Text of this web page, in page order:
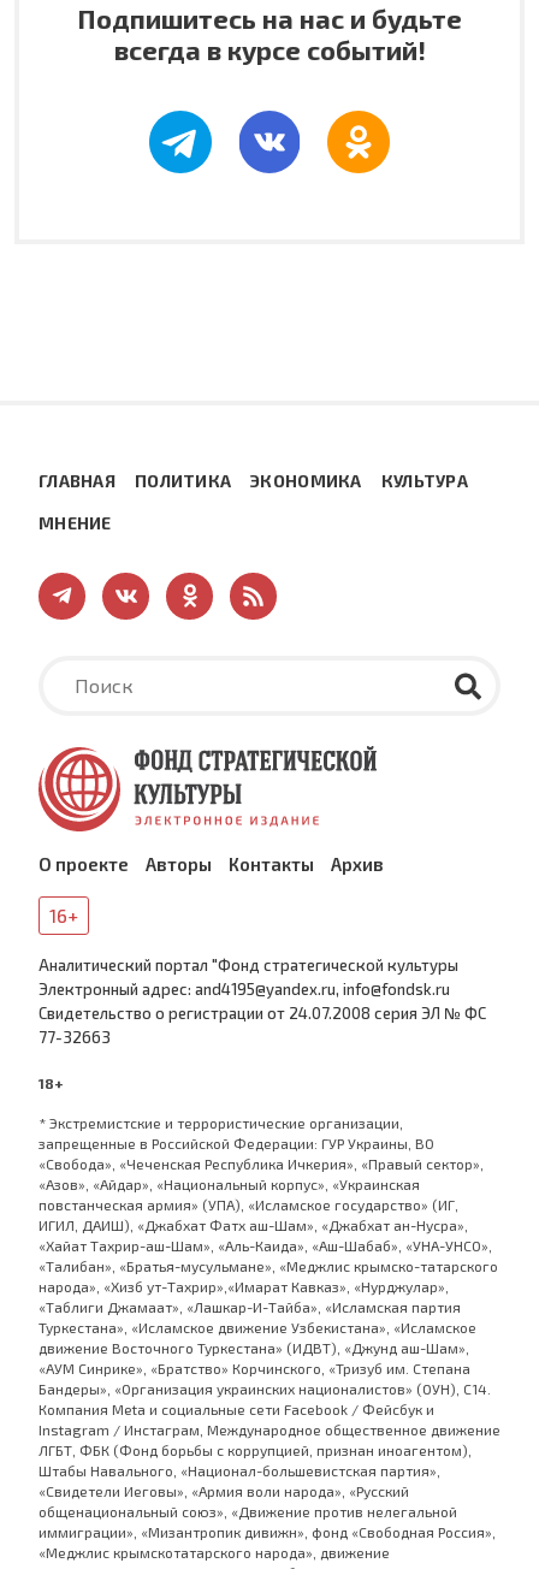
Подпишитесь на нас и будьте
всегда в курсе событий!
ГЛАВНАЯ ПОЛИТИКА ЭКОНОМИКА КУЛЬТУРА
МНЕНИЕ
О проекте Авторы Контакты Архив
16+
Аналитический портал "Фонд стратегической культуры
Электронный адрес: and4195@yandex.ru, info@fondsk.ru
Cвидетельство о регистрации от 24.07.2008 серия ЭЛ № ФС
77-32663
18+
* Экстремистские и террористические организации,
запрещенные в Российской Федерации: ГУР Украины, ВО
«Свобода», «Чеченская Республика Ичкерия», «Правый сектор»,
«Азов», «Айдар», «Национальный корпус», «Украинская
повстанческая армия» (УПА), «Исламское государство» (ИГ,
ИГИЛ, ДАИШ), «Джабхат Фатх аш-Шам», «Джабхат ан-Нусра»,
«Хайат Тахрир-аш-Шам», «Аль-Каида», «Аш-Шабаб», «УНА-УНСО»,
«Талибан», «Братья-мусульмане», «Меджлис крымско-татарского
народа», «Хизб ут-Тахрир»,«Имарат Кавказ», «Нурджулар»,
«Таблиги Джамаат», «Лашкар-И-Тайба», «Исламская партия
Туркестана», «Исламское движение Узбекистана», «Исламское
движение Восточного Туркестана» (ИДВТ), «Джунд аш-Шам»,
«АУМ Синрике», «Братство» Корчинского, «Тризуб им. Степана
Бандеры», «Организация украинских националистов» (ОУН), С14.
Компания Meta и социальные сети Facebook / Фейсбук и
Instagram / Инстаграм, Международное общественное движение
ЛГБТ, ФБК (Фонд борьбы с коррупцией, признан иноагентом),
Штабы Навального, «Национал-большевистская партия»,
«Свидетели Иеговы», «Армия воли народа», «Русский
общенациональный союз», «Движение против нелегальной
иммиграции», «Мизантропик дивижн», фонд «Свободная Россия»,
«Меджлис крымскотатарского народа», движение